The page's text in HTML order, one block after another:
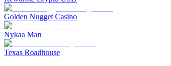
Golden Nugget Casino
Nykaa Man
Texas Roadhouse